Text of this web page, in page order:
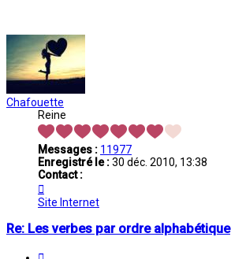
Chafouette
Reine
Messages : 11977
Enregistré le :30 déc. 2010, 13:38
Contact :
Chafouette
Site Internet
Re: Les verbes par ordre alphabétique